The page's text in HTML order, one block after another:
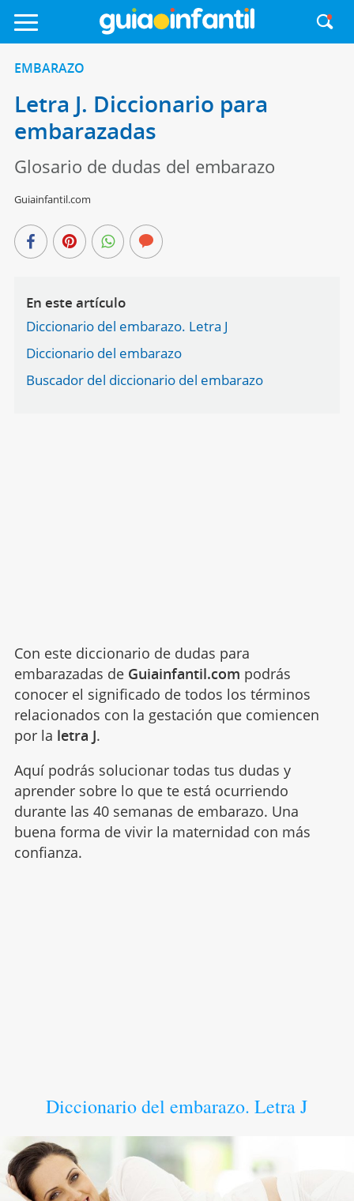
EMBARAZO
Letra J. Diccionario para
embarazadas
Glosario de dudas del embarazo
Guiainfantil.com
En este artículo
Diccionario del embarazo. Letra J
Diccionario del embarazo
Buscador del diccionario del embarazo
Con este diccionario de dudas para
embarazadas de Guiainfantil.com podrás
conocer el significado de todos los términos
relacionados con la gestación que comiencen
por la letra J.
Aquí podrás solucionar todas tus dudas y
aprender sobre lo que te está ocurriendo
durante las 40 semanas de embarazo. Una
buena forma de vivir la maternidad con más
confianza.
Diccionario del embarazo. Letra J